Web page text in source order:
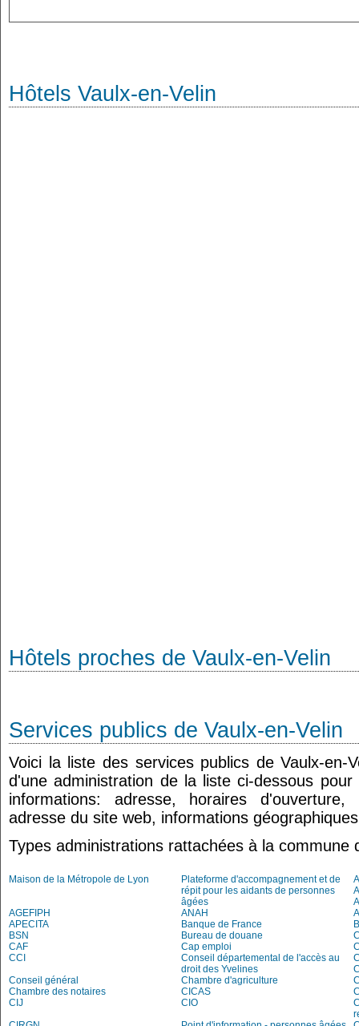
Hôtels Vaulx-en-Velin
Hôtels proches de Vaulx-en-Velin
Services publics de Vaulx-en-Velin
Voici la liste des services publics de Vaulx-en-
d'une administration de la liste ci-dessous
informations: adresse, horaires
adresse du site web, informations
Types administrations rattachées à la commune
Maison de la Métropole de Lyon
Plateforme d'accompagnement et de
répit pour les aidants de personnes
âgées
AGEFIPH
ANAH
APECITA
Banque de France
BSN
Bureau de douane
CAF
Cap emploi
CCI
Conseil départemental de l'accès au
droit des Yvelines
Conseil général
Chambre d'agriculture
Chambre des notaires
CICAS
CIJ
CIO